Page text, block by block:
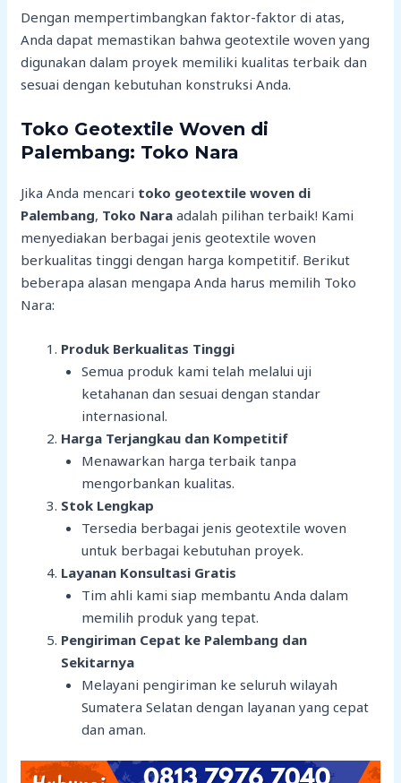
Dengan mempertimbangkan faktor-faktor di atas,
Anda dapat memastikan bahwa geotextile woven yang
digunakan dalam proyek memiliki kualitas terbaik dan
sesuai dengan kebutuhan konstruksi Anda.
Toko Geotextile Woven di
Palembang: Toko Nara
Jika Anda mencari toko geotextile woven di
Palembang, Toko Nara adalah pilihan terbaik! Kami
menyediakan berbagai jenis geotextile woven
berkualitas tinggi dengan harga kompetitif. Berikut
beberapa alasan mengapa Anda harus memilih Toko
Nara:
Produk Berkualitas Tinggi
Semua produk kami telah melalui uji
ketahanan dan sesuai dengan standar
internasional.
Harga Terjangkau dan Kompetitif
Menawarkan harga terbaik tanpa
mengorbankan kualitas.
Stok Lengkap
Tersedia berbagai jenis geotextile woven
untuk berbagai kebutuhan proyek.
Layanan Konsultasi Gratis
Tim ahli kami siap membantu Anda dalam
memilih produk yang tepat.
Pengiriman Cepat ke Palembang dan
Sekitarnya
Melayani pengiriman ke seluruh wilayah
Sumatera Selatan dengan layanan yang cepat
dan aman.